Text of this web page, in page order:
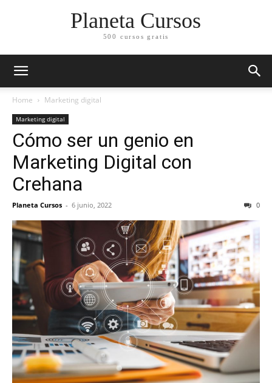
Planeta Cursos
500 cursos gratis
Home Marketing digital
Marketing digital
Cómo ser un genio en
Marketing Digital con
Crehana
Planeta Cursos - 6 junio, 2022 0